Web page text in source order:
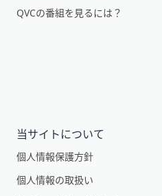
QVCの番組を見るには？
当サイトについて
個人情報保護方針
個人情報の取扱い